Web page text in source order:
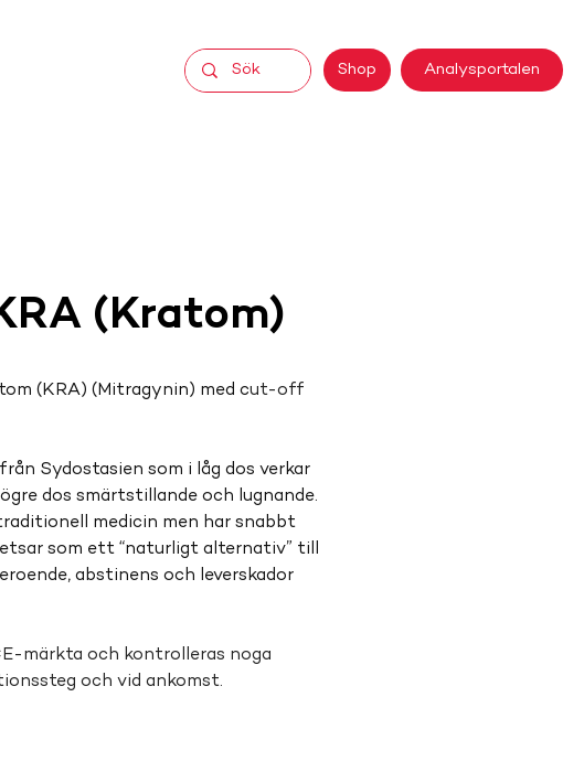
Shop Analysportalen
(Kratom)
(KRA) (Mitragynin) med cut-off
Sydostasien som i låg dos verkar
dos smärtstillande och lugnande.
medicin men har snabbt
som ett “naturligt alternativ” till
abstinens och leverskador
märkta och kontrolleras noga
och vid ankomst.